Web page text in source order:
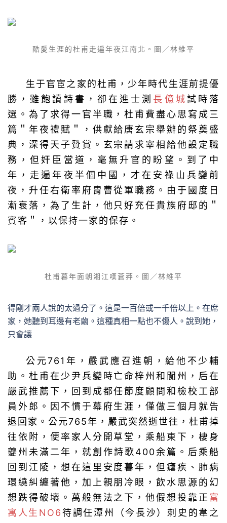
酷愛生涯的杜甫走遍年夜江南北。圖／林維平
生于官宦之家的杜甫，少年時代生涯前提優
勝，雖飽讀詩書，卻在進士測 長億城試時落
選。為了求得一官半職，杜甫費盡心思寫成三
篇＂年夜禮賦＂，供獻給唐玄宗舉辦的祭奠盛
典，深得天子贊賞。玄宗請求宰相給他設定職
務，但奸臣當道，毫無升官的盼望。到了中
年，走遍年夜半個中國，才在安祿山兵變前
夜，升任右衛率府胄曹從軍職務。由于國度日
漸衰落，為了生計，他只好充任貴族府邸的＂
賓客＂，以保持一家的保存。
杜甫暮年面朝湘江嘆蒼莽。圖／林維平
得剛才兩人說的太過分了。這是一百倍或一千倍以上。在席
家，她聽到耳邊有老繭。這種真相一點也不傷人。說到她，
只會讓
公元761年，嚴武應召進朝，給他不少輔
助。杜甫在少尹兵變時亡命梓州和閬州，后在
嚴武推薦下，回到成都任節度顧問和檢校工部
員外郎。因不慣于幕府生涯，僅做三個月就告
退回家。公元765年，嚴武突然逝世往，杜甫掉
往依附，便率家人分開草堂，乘船東下，棲身
夔州未滿二年，就創作詩歌400余篇。后乘船
回到江陵，想在這里安度暮年，但瘧疾、肺病
環繞糾纏著他，加上親朋冷眼，飲水思源的幻
想跌得破壞。萬般無法之下，他假想投靠正 富
寓人生NO6待調任潭州（今長沙）刺史的韋之